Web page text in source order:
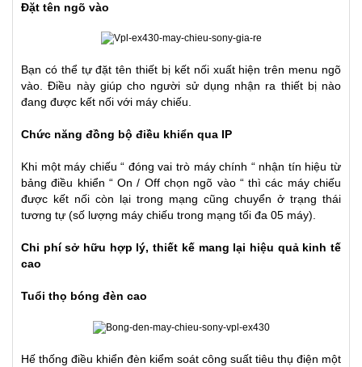
Đặt tên ngõ vào
Bạn có thể tự đặt tên thiết bị kết nối xuất hiện trên menu ngõ
vào. Điều này giúp cho người sử dụng nhận ra thiết bị nào
đang được kết nối với máy chiếu.
Chức năng đồng bộ điều khiển qua IP
Khi một máy chiếu “ đóng vai trò máy chính “ nhận tín hiệu từ
bảng điều khiển “ On / Off chọn ngõ vào “ thì các máy chiếu
được kết nối còn lại trong mạng cũng chuyển ở trạng thái
tương tự (số lượng máy chiếu trong mạng tối đa 05 máy).
Chi phí sở hữu hợp lý, thiết kế mang lại hiệu quả kinh tế
cao
Tuổi thọ bóng đèn cao
Hế thống điều khiển đèn kiểm soát công suất tiêu thụ điện một